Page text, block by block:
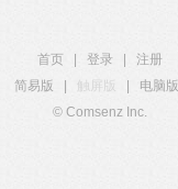
首页 登录
注册
简易版
触屏版 电脑版
© Comsenz Inc.